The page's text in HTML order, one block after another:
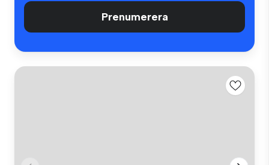
Prenumerera